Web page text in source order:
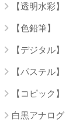
【透明水彩】
【色鉛筆】
【デジタル】
【パステル】
【コピック】
白黒アナログ